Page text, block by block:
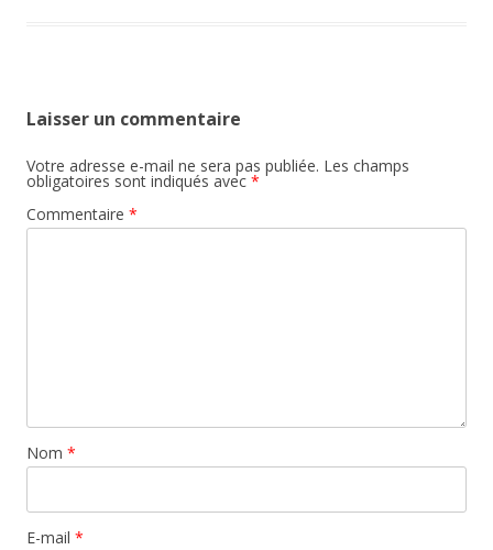
Laisser un commentaire
Votre adresse e-mail ne sera pas publiée. Les champs
obligatoires sont indiqués avec *
Commentaire *
Nom *
E-mail *